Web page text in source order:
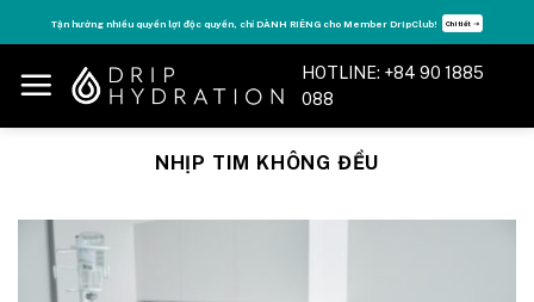
to
content
Tận hưởng nhiều quyền lợi độc quyền, chỉ DÀNH RIÊNG cho Member DripClub! Chi tiết ➝
HOTLINE: +84 90 1885
088
NHỊP TIM KHÔNG ĐỀU